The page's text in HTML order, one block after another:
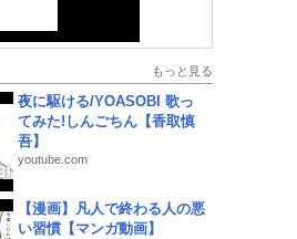
もっと見る
夜に駆ける/YOASOBI 歌っ
てみた!しんごちん【香取慎
吾】
youtube.com
【漫画】凡人で終わる人の悪
い習慣【マンガ動画】